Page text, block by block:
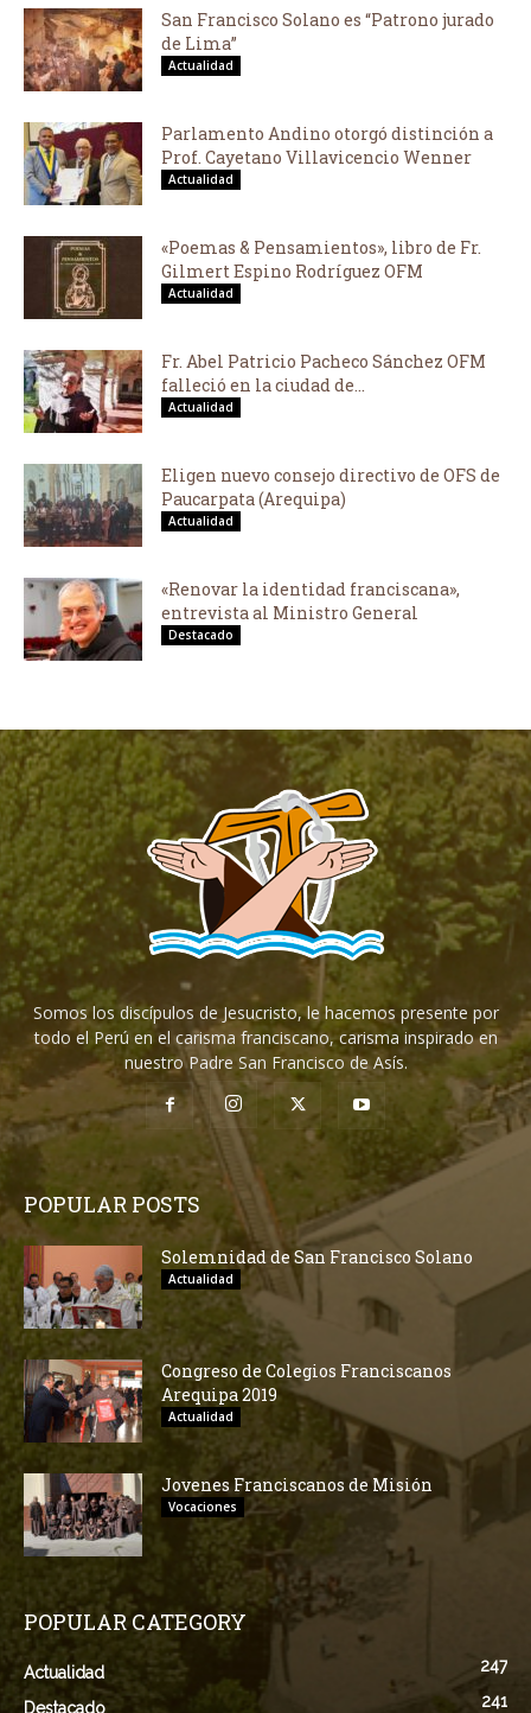
San Francisco Solano es “Patrono jurado
de Lima”
Actualidad
Parlamento Andino otorgó distinción a
Prof. Cayetano Villavicencio Wenner
Actualidad
«Poemas & Pensamientos», libro de Fr.
Gilmert Espino Rodríguez OFM
Actualidad
Fr. Abel Patricio Pacheco Sánchez OFM
falleció en la ciudad de...
Actualidad
Eligen nuevo consejo directivo de OFS de
Paucarpata (Arequipa)
Actualidad
«Renovar la identidad franciscana»,
entrevista al Ministro General
Destacado
Somos los discípulos de Jesucristo, le hacemos presente por
todo el Perú en el carisma franciscano, carisma inspirado en
nuestro Padre San Francisco de Asís.
POPULAR POSTS
Solemnidad de San Francisco Solano
Actualidad
Congreso de Colegios Franciscanos
Arequipa 2019
Actualidad
Jovenes Franciscanos de Misión
Vocaciones
POPULAR CATEGORY
Actualidad 247
Destacado 241